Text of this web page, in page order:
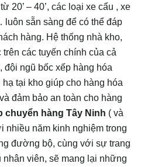
20’ – 40’, các loại xe cẩu , xe
sẵn sàng để có thể đáp
hàng. Hệ thống nhà kho,
các tuyến chính của cả
ngũ bốc xếp hàng hóa
tại kho giúp cho hàng hóa
đảm bảo an toàn cho hàng
chuyển hàng Tây Ninh ( và
nhiều năm kinh nghiệm trong
đường bộ, cùng với sự trang
nhân viên, sẽ mang lại những